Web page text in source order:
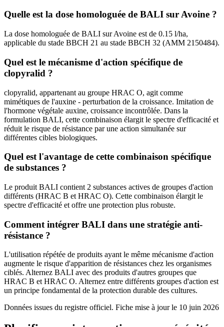
Quelle est la dose homologuée de BALI sur Avoine ?
La dose homologuée de BALI sur Avoine est de 0.15 l/ha,
applicable du stade BBCH 21 au stade BBCH 32 (AMM 2150484).
Quel est le mécanisme d'action spécifique de
clopyralid ?
clopyralid, appartenant au groupe HRAC O, agit comme
mimétiques de l'auxine - perturbation de la croissance. Imitation de
l'hormone végétale auxine, croissance incontrôlée. Dans la
formulation BALI, cette combinaison élargit le spectre d'efficacité et
réduit le risque de résistance par une action simultanée sur
différentes cibles biologiques.
Quel est l'avantage de cette combinaison spécifique
de substances ?
Le produit BALI contient 2 substances actives de groupes d'action
différents (HRAC B et HRAC O). Cette combinaison élargit le
spectre d'efficacité et offre une protection plus robuste.
Comment intégrer BALI dans une stratégie anti-
résistance ?
L'utilisation répétée de produits ayant le même mécanisme d'action
augmente le risque d'apparition de résistances chez les organismes
ciblés. Alternez BALI avec des produits d'autres groupes que
HRAC B et HRAC O. Alternez entre différents groupes d'action est
un principe fondamental de la protection durable des cultures.
Données issues du registre officiel. Fiche mise à jour le 10 juin 2026